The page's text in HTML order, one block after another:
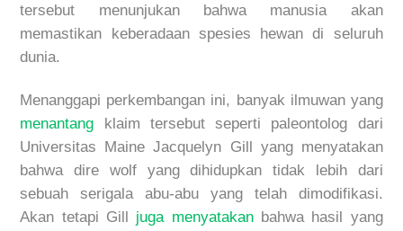
tersebut menunjukan bahwa manusia akan
memastikan
keberadaan spesies hewan di seluruh
dunia.
Menanggapi perkembangan ini, banyak ilmuwan yang
menantang klaim tersebut seperti paleontolog dari
Universitas Maine Jacquelyn Gill yang menyatakan
bahwadire wolf yang dihidupkan tidak lebih dari
sebuah serigala abu-abu yang telah dimodifikasi.
Akan tetapi Gill juga menyatakanbahwa hasil yang